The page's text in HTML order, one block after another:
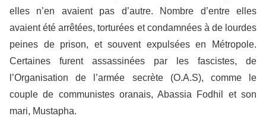
elles n’en avaient pas d’autre. Nombre d’entre elles
avaient été arrêtées, torturées et condamnées à de lourdes
peines de prison, et souvent expulsées en Métropole.
Certaines furent assassinées par les fascistes, de
l’Organisation de l’armée secrète (O.A.S), comme le
couple de communistes oranais, Abassia Fodhil et son
mari, Mustapha.